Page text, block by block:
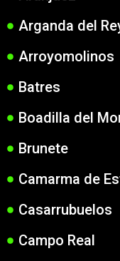
Arganda del
Arroyomolinos
Batres
Boadilla del
Brunete
Camarma de
Casarrubuelos
Campo Real